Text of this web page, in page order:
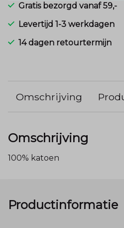
Gratis bezorgd vanaf 59,-
Levertijd 1-3 werkdagen
14 dagen retourtermijn
Omschrijving
Omschrijving
100% katoen
Productinformatie